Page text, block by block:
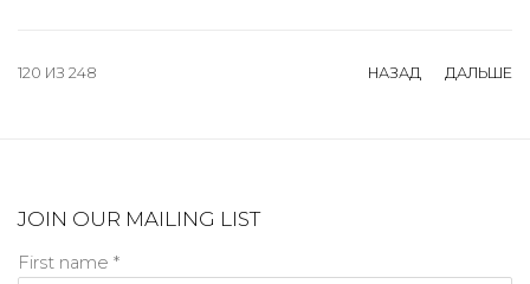
НАЗАД ДАЛЬШЕ
120 ИЗ 248
JOIN OUR MAILING LIST
First name *